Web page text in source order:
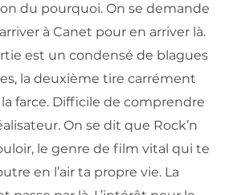
du pourquoi. On se demande
à Canet pour en arriver là.
est un condensé de blagues
la deuxième tire carrément
la farce. Difficile de comprendre
On se dit que Rock’n
le genre de film vital qui te
en l’air ta propre vie. La